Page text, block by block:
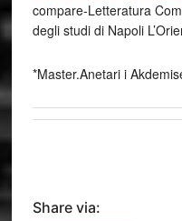
compare-Letteratura
degli studi di Napoli
*Master.Anetari i
Share via: